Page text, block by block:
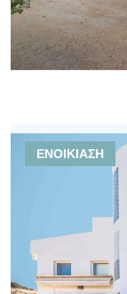
ΕΝΟΙΚΙΑΣΗ